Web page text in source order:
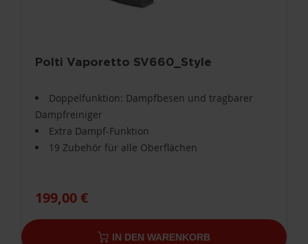
Polti Vaporetto SV660_Style
Doppelfunktion: Dampfbesen und tragbarer
Dampfreiniger
Extra Dampf-Funktion
19 Zubehör für alle Oberflächen
199,00 €
IN DEN WARENKORB